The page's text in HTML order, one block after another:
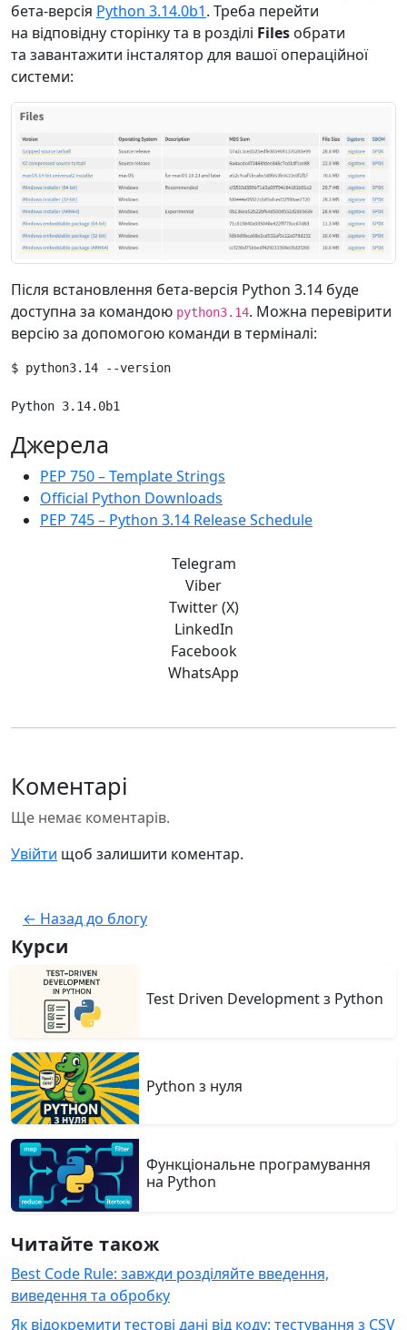
бета-версія Python 3.14.0b1. Треба перейти
на відповідну сторінку та в розділі Files обрати
та завантажити інсталятор для вашої операційної
системи:
Після встановлення бета-версія Python 3.14 буде
доступна за командою python3.14. Можна перевірити
версію за допомогою команди в терміналі:
$ python3.14 --version
Джерела
PEP 750 – Template Strings
Official Python Downloads
PEP 745 – Python 3.14 Release Schedule
Telegram
Viber
Twitter (X)
LinkedIn
Facebook
WhatsApp
Коментарі
Ще немає коментарів.
Увійти щоб залишити коментар.
← Назад до блогу
Курси
Test Driven Development з Python
Python з нуля
Функціональне програмування
на Python
Читайте також
Best Code Rule: завжди розділяйте введення,
виведення та обробку
Як відокремити тестові дані від коду: тестування з CSV